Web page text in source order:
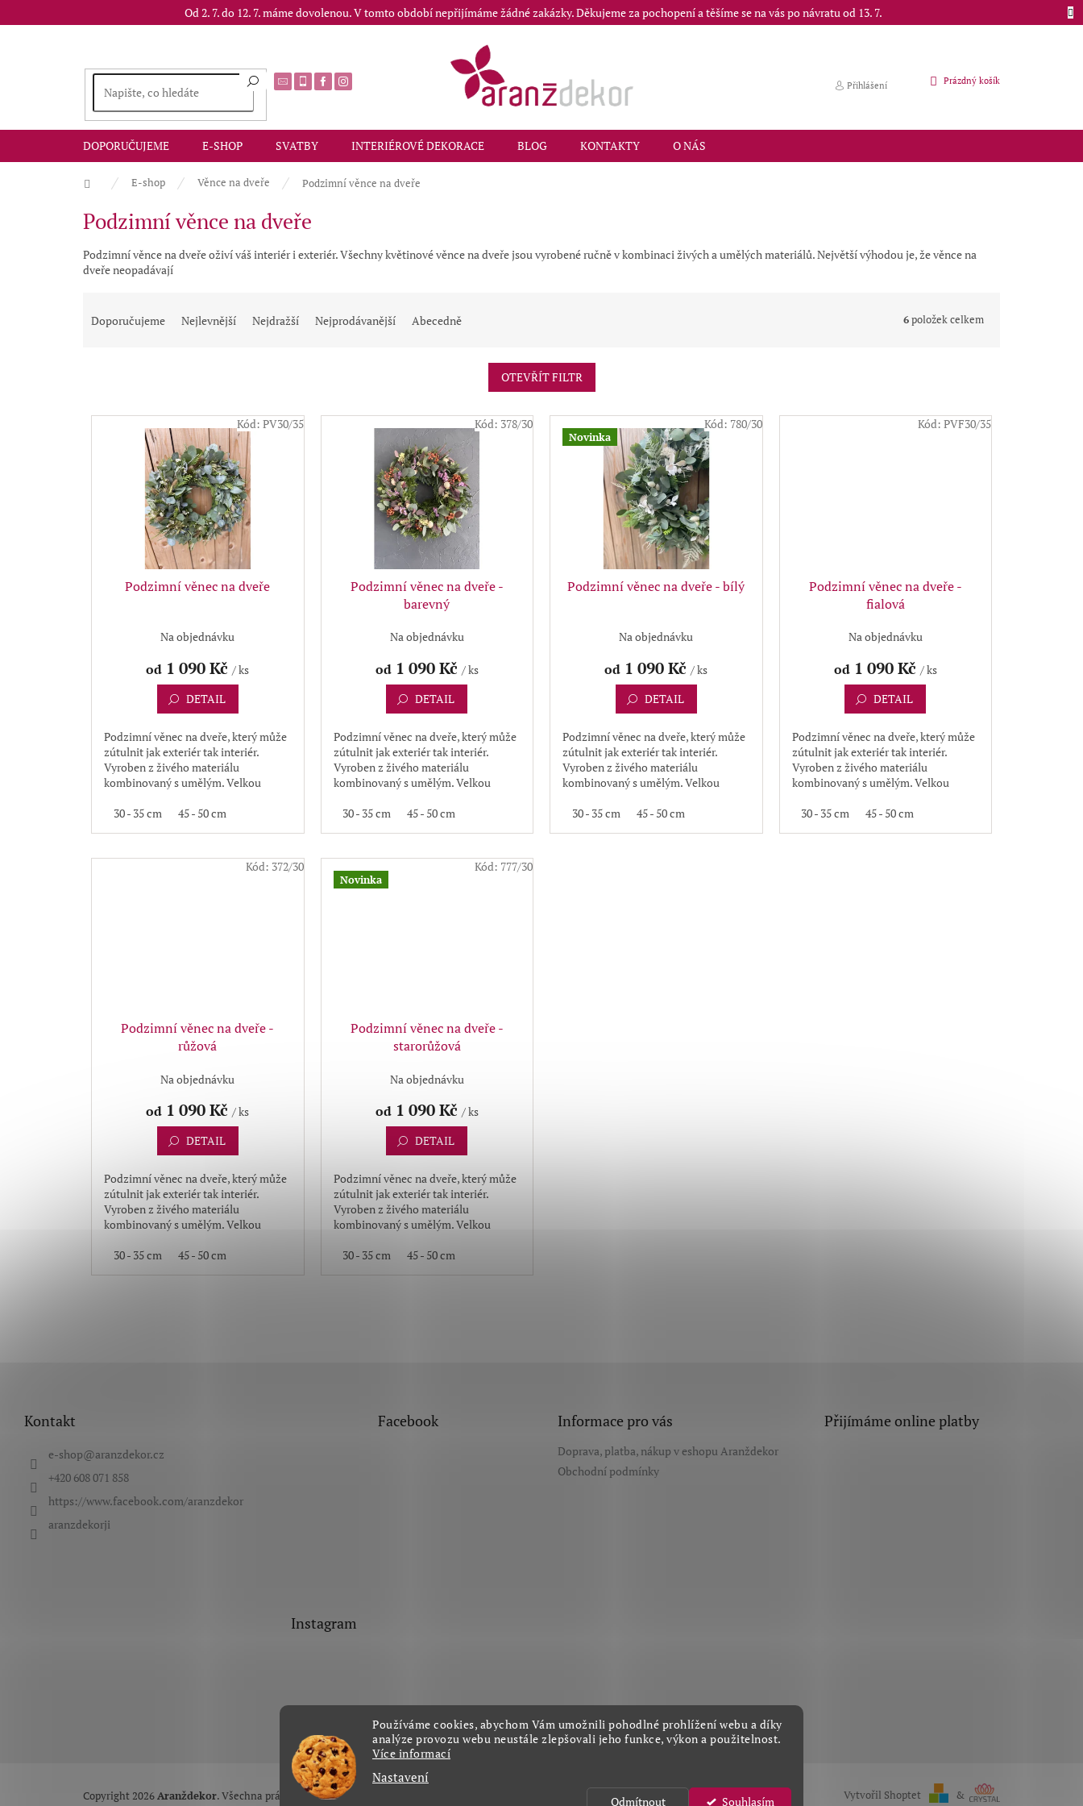
Používáme cookies, abychom Vám umožnili pohodlné prohlížení webu a díky
analýze provozu webu neustále zlepšovali jeho funkce, výkon a použitelnost.
Více informací
Nastavení
Odmítnout Souhlasím
na
Od 2. 7. do 12. 7. máme dovolenou. V tomto období nepřijímáme žádné zakázky. Děkujeme za pochopení a těšíme se na vás po návratu od 13. 7.
Přihlášení
NÁKUPNÍ
Prázdný košík
DOPORUČUJEME E-SHOP SVATBY INTERIÉROVÉ DEKORACE BLOG KONTAKTY O NÁS
Domů E-shop Věnce na dveře Podzimní věnce na dveře
Podzimní věnce na dveře
Podzimní věnce na dveře oživí váš interiér i exteriér. Všechny květinové věnce na dveře jsou vyrobené ručně v kombinaci živých a umělých materiálů. Největší výhodou je, že věnce na
dveře neopadávají
Doporučujeme Nejlevnější Nejdražší Nejprodávanější Abecedně 6položek celkem
OTEVŘÍT FILTR
V
Podzimní věnec na dveře
Na objednávku
od 1 090 Kč/ ks
DETAIL
Podzimní věnec na dveře, který může
zútulnit jak exteriér tak interiér.
Vyroben z živého materiálu
kombinovaný s umělým. Velkou
30 - 35 cm
45 - 50 cm
Kód: PV30/35
Podzimní věnec na dveře -
barevný
Na objednávku
od1 090 Kč / ks
DETAIL
Podzimní věnec na dveře, který může
zútulnit jak exteriér tak interiér.
Vyroben z živého materiálu
kombinovaný s umělým. Velkou
30 - 35 cm
45 - 50 cm
Kód: 378/30
Novinka
Podzimní věnec na dveře - bílý
Na objednávku
od 1 090 Kč/ ks
DETAIL
Podzimní věnec na dveře, který může
zútulnit jak exteriér tak interiér.
Vyroben z živého materiálu
kombinovaný s umělým. Velkou
30 - 35 cm
45 - 50 cm
Kód: 780/30
Podzimní věnec na dveře -
fialová
Na objednávku
od1 090 Kč / ks
DETAIL
Podzimní věnec na dveře, který může
zútulnit jak exteriér tak interiér.
Vyroben z živého materiálu
kombinovaný s umělým. Velkou
30 - 35 cm
45 - 50 cm
Kód: PVF30/35
Podzimní věnec na dveře -
růžová
Na objednávku
od 1 090 Kč/ ks
DETAIL
Podzimní věnec na dveře, který může
zútulnit jak exteriér tak interiér.
Vyroben z živého materiálu
kombinovaný s umělým. Velkou
30 - 35 cm
45 - 50 cm
Kód: 372/30
Novinka
Podzimní věnec na dveře -
starorůžová
Na objednávku
od1 090 Kč / ks
DETAIL
Podzimní věnec na dveře, který může
zútulnit jak exteriér tak interiér.
Vyroben z živého materiálu
kombinovaný s umělým. Velkou
30 - 35 cm
45 - 50 cm
Kód: 777/30
Kontakt
e-shop@aranzdekor.cz
+420 608 071 858
https://www.facebook.com/aranzdekor
aranzdekorji
Facebook Informace pro vás
Doprava, platba, nákup v eshopu Aranždekor
Obchodní podmínky
Přijímáme online platby
Instagram
Sledovat na Instagramu
Vytvořil Shoptet &
Copyright 2026Aranždekor. Všechna práva vyhrazena.